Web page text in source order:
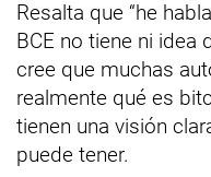
Resalta que “he
BCE no tiene ni idea
cree que muchas
realmente qué es
tienen una visión
puede tener.